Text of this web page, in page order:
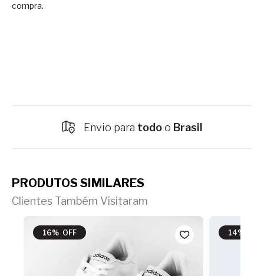
compra.
Envio para todoo Brasil
PRODUTOS SIMILARES
Clientes Também Visitaram
16% OFF 14% OFF